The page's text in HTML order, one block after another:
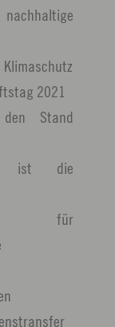
Klimaschutz
2021
den Stand
ist die
für